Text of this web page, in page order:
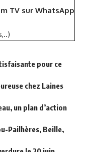
TV sur WhatsApp
pour ce
chez Laines
un plan d’action
Pailhères, Beille,